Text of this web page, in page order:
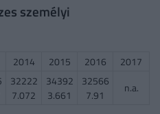
személyi
2014 2015 2016
2017
32222
7.072
34392
3.661
32566
7.91
n.a.